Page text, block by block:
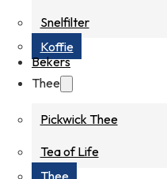
Snelfilter
Koffie
Bekers
Thee
Pickwick Thee
Tea of Life
Thee